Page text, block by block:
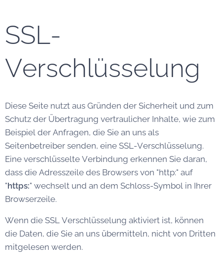
SSL-
Verschlüsselung
Diese Seite nutzt aus Gründen der Sicherheit und zum
Schutz der Übertragung vertraulicher Inhalte, wie zum
Beispiel der Anfragen, die Sie an uns als
Seitenbetreiber senden, eine SSL-Verschlüsselung.
Eine verschlüsselte Verbindung erkennen Sie daran,
dass die Adresszeile des Browsers von "http:" auf
"https:" wechselt und an dem Schloss-Symbol in Ihrer
Browserzeile.
Wenn die SSL Verschlüsselung aktiviert ist, können
die Daten, die Sie an uns übermitteln, nicht von Dritten
mitgelesen werden.